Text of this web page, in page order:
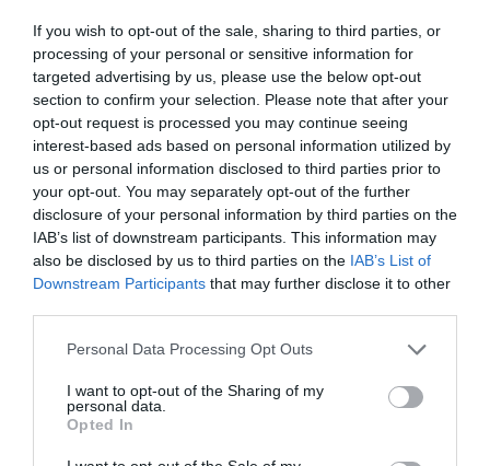
If you wish to opt-out of the sale, sharing to third parties, or
processing of your personal or sensitive information for
targeted advertising by us, please use the below opt-out
section to confirm your selection. Please note that after your
opt-out request is processed you may continue seeing
interest-based ads based on personal information utilized by
us or personal information disclosed to third parties prior to
your opt-out. You may separately opt-out of the further
disclosure of your personal information by third parties on the
IAB’s list of downstream participants. This information may
also be disclosed by us to third parties on the IAB’s List of
Downstream Participants that may further disclose it to other
Please note that this website/app uses one or more Google
not limited to your visit or usage behaviour. You may click to
grant or deny consent to Google and its third-party tags to
use your data for below specified purposes in below Google
consent section.
Personal Data Processing Opt Outs
I want to opt-out of the Sharing of my
personal data.
Opted In